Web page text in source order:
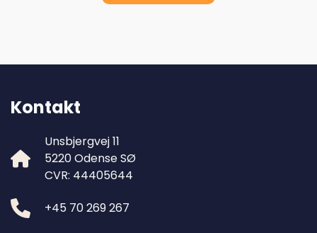
Kontakt
Unsbjergvej 11
5220 Odense SØ
CVR: 44405644
+45 70 269 267